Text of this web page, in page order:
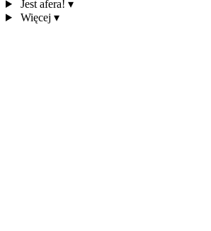
Jest afera! ▾
Więcej ▾